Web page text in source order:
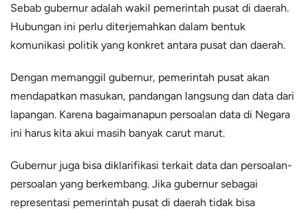
Sebab gubernur adalah wakil pemerintah pusat di daerah.
Hubungan ini perlu diterjemahkan dalam bentuk
komunikasi politik yang konkret antara pusat dan daerah.
Dengan memanggil gubernur, pemerintah pusat akan
mendapatkan masukan, pandangan langsung dan data dari
lapangan. Karena bagaimanapun persoalan data di Negara
ini harus kita akui masih banyak carut marut.
Gubernur juga bisa diklarifikasi terkait data dan persoalan-
persoalan yang berkembang. Jika gubernur sebagai
representasi pemerintah pusat di daerah tidak bisa